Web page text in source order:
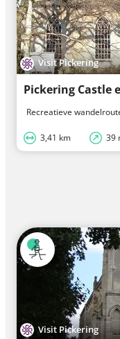
Visit Pickering
Pickering Castle
Recreatieve
3,41 km 39
Visit Pickering